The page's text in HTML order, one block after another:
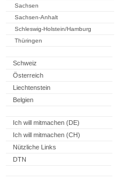
Sachsen
Sachsen-Anhalt
Schleswig-Holstein/Hamburg
Thüringen
Schweiz
Österreich
Liechtenstein
Belgien
Ich will mitmachen (DE)
Ich will mitmachen (CH)
Nützliche Links
DTN